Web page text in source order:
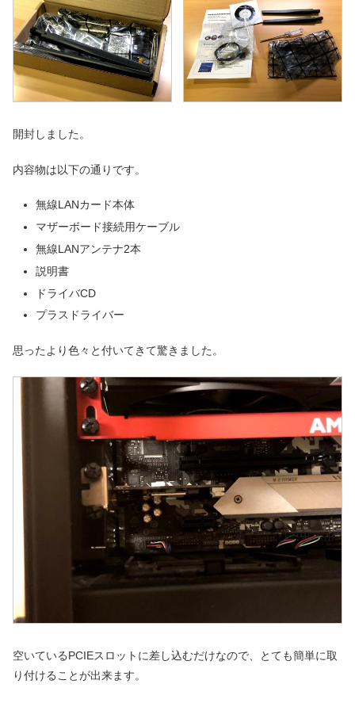
開封しました。
内容物は以下の通りです。
無線LANカード本体
マザーボード接続用ケーブル
無線LANアンテナ2本
説明書
ドライバCD
プラスドライバー
思ったより色々と付いてきて驚きました。
空いているPCIEスロットに差し込むだけなので、とても簡単に取
り付けることが出来ます。